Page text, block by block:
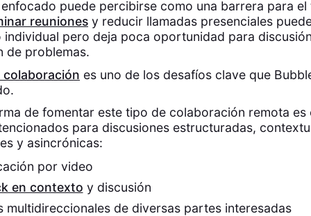
puede percibirse como una barrera para el
reuniones y reducir llamadas presenciales
individual pero deja poca oportunidad para
de problemas.
colaboración es uno de los desafíos clave que
de fomentar este tipo de colaboración remota es
para discusiones estructuradas,
y asincrónicas:
por video
en contexto y discusión
multidireccionales de diversas partes interesadas